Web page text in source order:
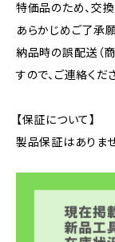
特価品のため、交
あらかじめご了承願
納品時の誤配送（
すので、ご連絡くだ
【保証について】
製品保証はありませ